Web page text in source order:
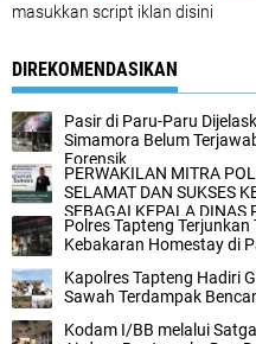
masukkan script iklan disini
DIREKOMENDASIKAN
Pasir di Paru-Paru
Simamora Belum
Forensik
PERWAKILAN MITRA
SELAMAT DAN SUKSES
SEBAGAI KEPALA DINAS
Polres Tapteng
Kebakaran Homestay di
Kapolres Tapteng Hadiri
Sawah Terdampak
Kodam I/BB melalui